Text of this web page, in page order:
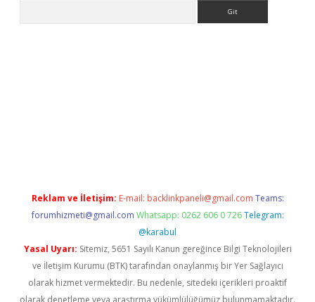
Reklam ve İletişim: E-mail: backlinkpaneli@gmail.com Teams:
forumhizmeti@gmail.com Whatsapp: 0262 606 0 726 Telegram:
@karabul
Yasal Uyarı: Sitemiz, 5651 Sayılı Kanun gereğince Bilgi Teknolojileri
ve İletişim Kurumu (BTK) tarafından onaylanmış bir Yer Sağlayıcı
olarak hizmet vermektedir. Bu nedenle, sitedeki içerikleri proaktif
olarak denetleme veya araştırma yükümlülüğümüz bulunmamaktadır.